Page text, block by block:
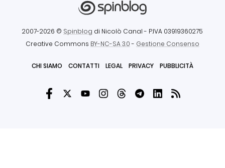
2007-2026 © Spinblog di Nicolò Canal - P.IVA 03919360275
Creative Commons BY-NC-SA 3.0- Gestione Consenso
CHI SIAMO CONTATTI LEGAL PRIVACY PUBBLICITÀ